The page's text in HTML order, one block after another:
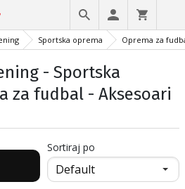
Sportska oprema Oprema za
- Sportska
za fudbal - Aksesoari
Sortiraj po